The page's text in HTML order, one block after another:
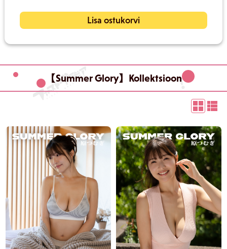
Lisa ostukorvi
【Summer Glory】Kollektsioon